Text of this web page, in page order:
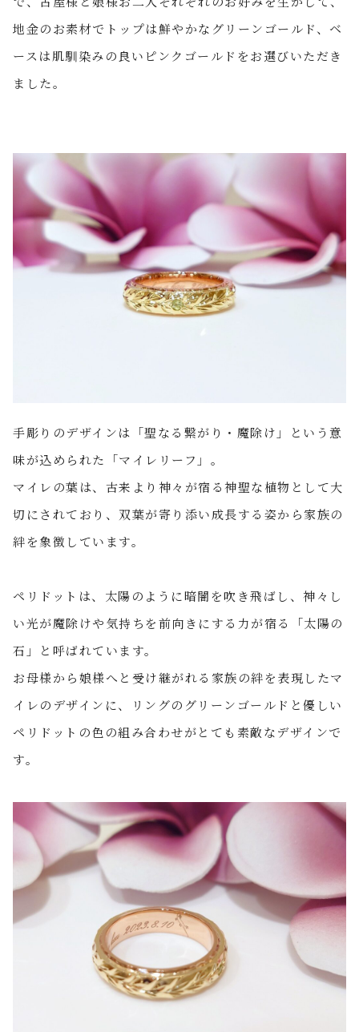
地金のお素材でトップは鮮やかなグリーンゴールド、ベ
ースは肌馴染みの良いピンクゴールドをお選びいただき
ました。
手彫りのデザインは「聖なる繋がり・魔除け」という意
味が込められた「マイレリーフ」。
マイレの葉は、古来より神々が宿る神聖な植物として大
切にされており、双葉が寄り添い成長する姿から家族の
絆を象徴しています。
ペリドットは、太陽のように暗闇を吹き飛ばし、神々し
い光が魔除けや気持ちを前向きにする力が宿る「太陽の
石」と呼ばれています。
お母様から娘様へと受け継がれる家族の絆を表現したマ
イレのデザインに、リングのグリーンゴールドと優しい
ペリドットの色の組み合わせがとても素敵なデザインで
す。